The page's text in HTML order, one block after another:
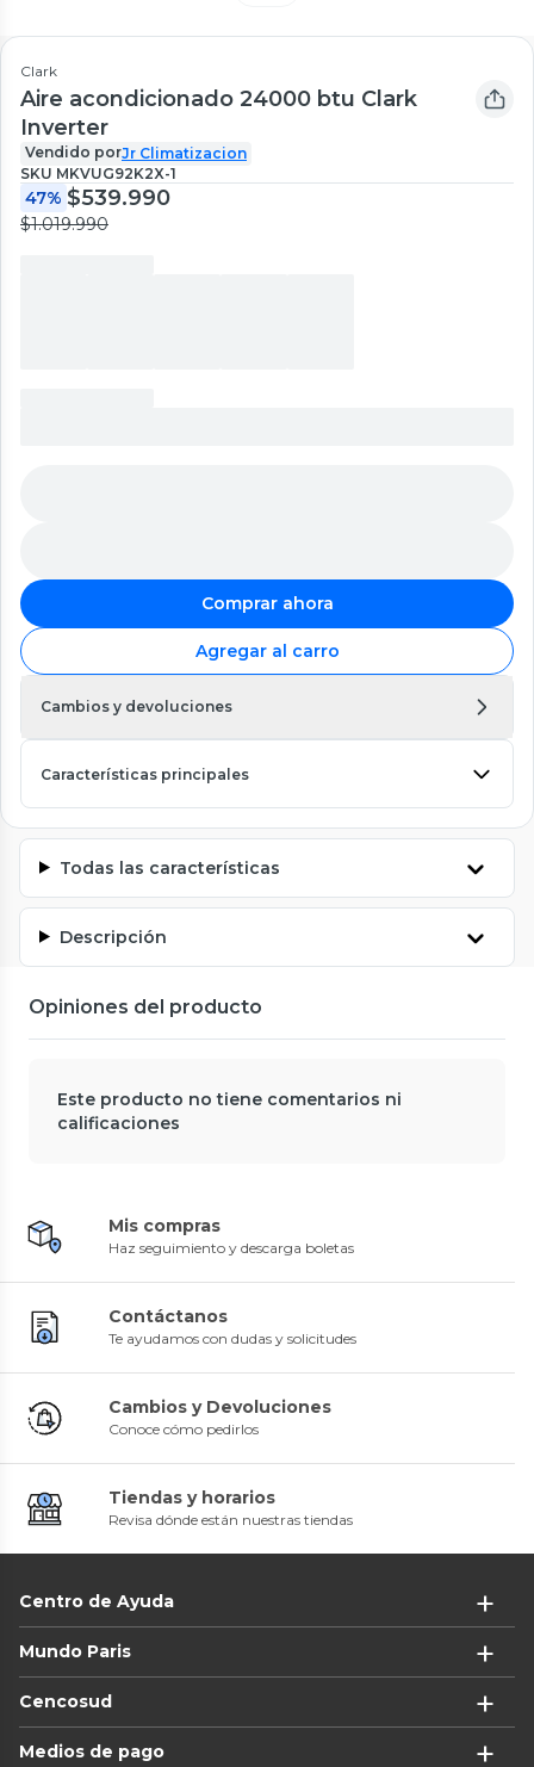
Clark
Aire acondicionado 24000 btu Clark
Inverter
Vendido porJr Climatizacion
SKU MKVUG92K2X-1
47% $539.990
$1.019.990
Comprar ahora
Agregar al carro
Cambios y devoluciones
Características principales
Todas las características
Descripción
Opiniones del producto
Este producto no tiene comentarios ni
calificaciones
Mis compras
Haz seguimiento y descarga boletas
Contáctanos
Te ayudamos con dudas y solicitudes
Cambios y Devoluciones
Conoce cómo pedirlos
Tiendas y horarios
Revisa dónde están nuestras tiendas
Centro de Ayuda
Mundo Paris
Cencosud
Medios de pago